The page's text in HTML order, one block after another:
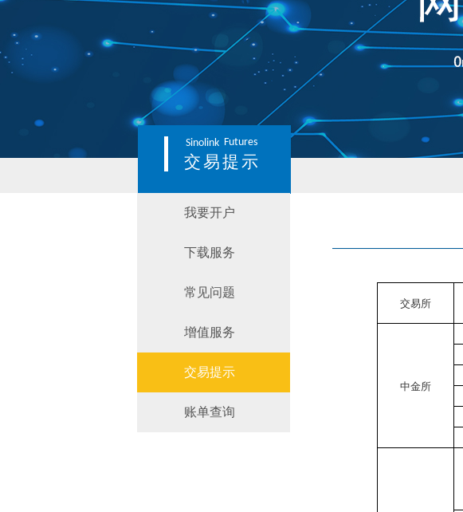
Sinolink Futures
交易提示
我要开户
下载服务
常见问题
增值服务
交易提示
账单查询
交易所
中金所